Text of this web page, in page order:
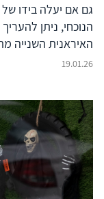
גם אם יעלה בידו
הנוכחי, ניתן
האיראנית השנייה
להיראות הרפובליקה
19.01.26